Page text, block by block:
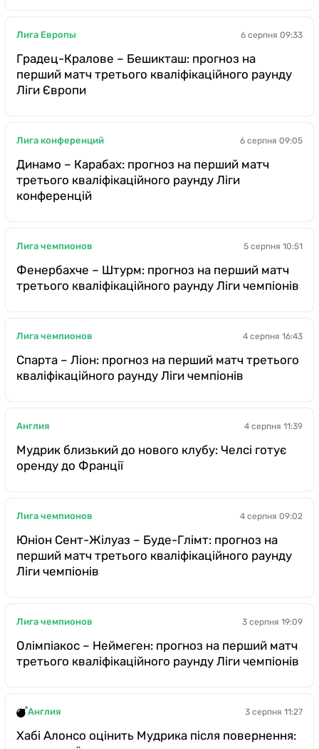
Лига Европы 6 серпня 09:33
Градец-Кралове – Бешикташ: прогноз на
перший матч третього кваліфікаційного раунду
Ліги Європи
Лига конференций 6 серпня 09:05
Динамо – Карабах: прогноз на перший матч
третього кваліфікаційного раунду Ліги
конференцій
Лига чемпионов 5 серпня 10:51
Фенербахче – Штурм: прогноз на перший матч
третього кваліфікаційного раунду Ліги чемпіонів
Лига чемпионов 4 серпня 16:43
Спарта – Ліон: прогноз на перший матч третього
кваліфікаційного раунду Ліги чемпіонів
Англия 4 серпня 11:39
Мудрик близький до нового клубу: Челсі готує
оренду до Франції
Лига чемпионов 4 серпня 09:02
Юніон Сент-Жілуаз – Буде-Глімт: прогноз на
перший матч третього кваліфікаційного раунду
Ліги чемпіонів
Лига чемпионов 3 серпня 19:09
Олімпіакос – Неймеген: прогноз на перший матч
третього кваліфікаційного раунду Ліги чемпіонів
Англия 3 серпня 11:27
Хабі Алонсо оцінить Мудрика після повернення: